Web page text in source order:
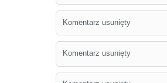
Komentarz usunięty
Komentarz usunięty